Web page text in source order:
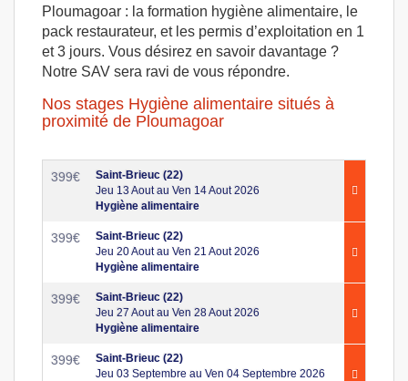
Ploumagoar : la formation hygiène alimentaire, le
pack restaurateur, et les permis d’exploitation en 1
et 3 jours. Vous désirez en savoir davantage ?
Notre SAV sera ravi de vous répondre.
Nos stages Hygiène alimentaire situés à
proximité de Ploumagoar
399€
Saint-Brieuc (22)
Jeu 13 Aout au Ven 14 Aout 2026
Hygiène alimentaire
399€
Saint-Brieuc (22)
Jeu 20 Aout au Ven 21 Aout 2026
Hygiène alimentaire
399€
Saint-Brieuc (22)
Jeu 27 Aout au Ven 28 Aout 2026
Hygiène alimentaire
399€
Saint-Brieuc (22)
Jeu 03 Septembre au Ven 04 Septembre 2026